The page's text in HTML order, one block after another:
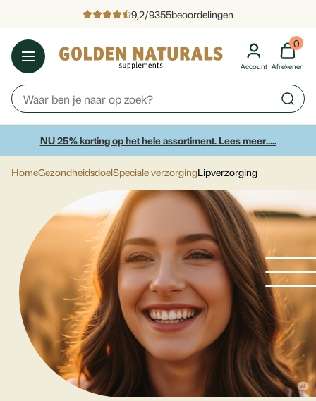
9,2/9355beoordelingen
Account
0
Afrekenen
NU 25% korting op het hele assortiment. Lees meer.....
HomeGezondheidsdoelSpeciale verzorgingLipverzorging